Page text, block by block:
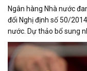
Ngân hàng Nhà nước
đổi Nghị định số 50/
nước. Dự thảo bổ sung
việc đưa Quyền rút vốn
(IMF) vào nguồn hình